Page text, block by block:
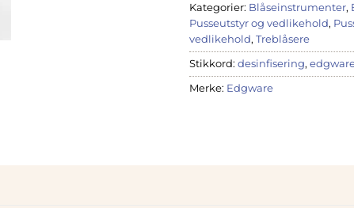
Kategorier: Blåseinstrumenter,
Pusseutstyr og vedlikehold,
vedlikehold, Treblåsere
Stikkord: desinfisering,
Merke: Edgware